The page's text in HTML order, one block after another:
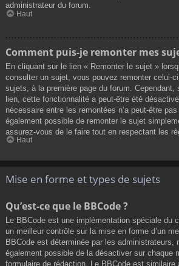
administrateur du forum.
Haut
Comment puis-je remonter mes
En cliquant sur le lien « Remonter le sujet »
consulter un sujet, vous pouvez remonter celui-
sujets, à la première page du forum.
lien, cette fonctionnalité a peut-être été
nécessaire entre les remontées n’a peut-être
également possible de remonter le sujet
assurez-vous de le faire tout en respectant les
Haut
Mise en forme et types de sujets
Qu’est-ce que le BBCode ?
Le BBCode est une implémentation spéciale du
un meilleur contrôle sur la mise en forme d’un
BBCode est déterminée par les administrateurs,
également possible de la désactiver sur chaque
formulaire de rédaction. Le BBCode est similaire